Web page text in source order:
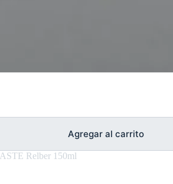
Agregar al carrito
Relber 150ml